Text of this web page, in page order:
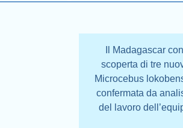
Il Madagascar
scoperta di tre
Microcebus
confermata da
del lavoro